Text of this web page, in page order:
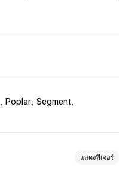
Poplar Segment
แสดงฟีเจอร์